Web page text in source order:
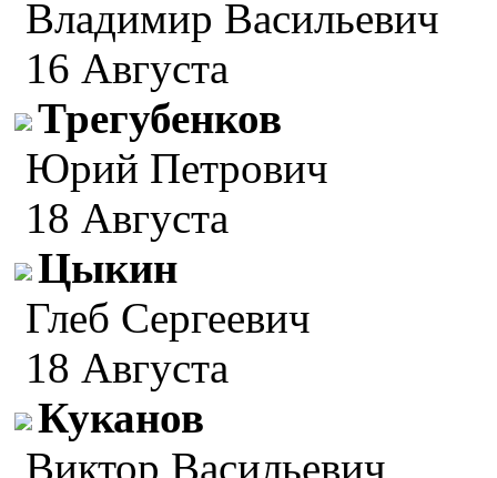
Владимир Васильевич
16 Августа
Трегубенков
Юрий Петрович
18 Августа
Цыкин
Глеб Сергеевич
18 Августа
Куканов
Виктор Васильевич